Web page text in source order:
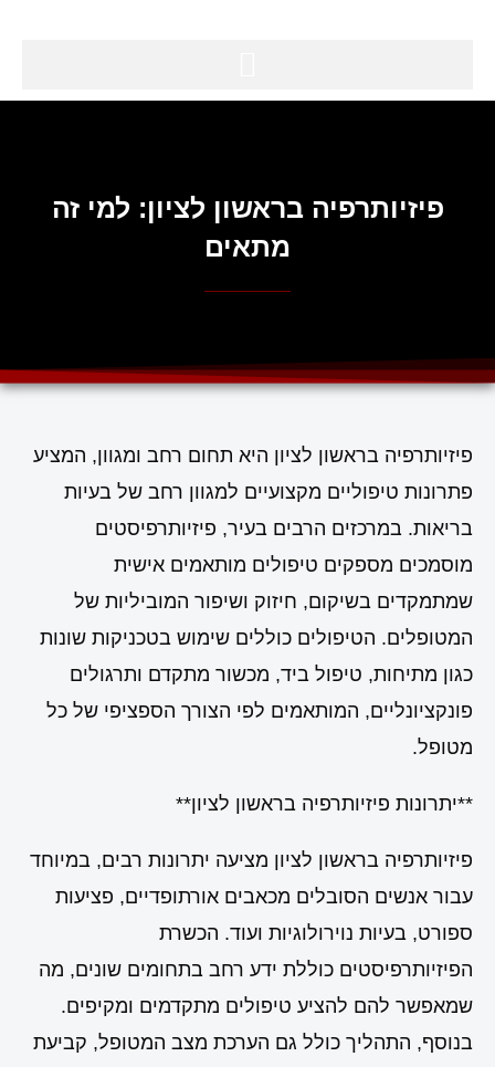
פיזיותרפיה בראשון לציון: למי זה
מתאים
פיזיותרפיה בראשון לציון היא תחום רחב ומגוון, המציע
פתרונות טיפוליים מקצועיים למגוון רחב של בעיות
בריאות. במרכזים הרבים בעיר, פיזיותרפיסטים
מוסמכים מספקים טיפולים מותאמים אישית
שמתמקדים בשיקום, חיזוק ושיפור המוביליות של
המטופלים. הטיפולים כוללים שימוש בטכניקות שונות
כגון מתיחות, טיפול ביד, מכשור מתקדם ותרגולים
פונקציונליים, המותאמים לפי הצורך הספציפי של כל
מטופל.
**יתרונות פיזיותרפיה בראשון לציון**
פיזיותרפיה בראשון לציון מציעה יתרונות רבים, במיוחד
עבור אנשים הסובלים מכאבים אורתופדיים, פציעות
ספורט, בעיות נוירולוגיות ועוד. הכשרת
הפיזיותרפיסטים כוללת ידע רחב בתחומים שונים, מה
שמאפשר להם להציע טיפולים מתקדמים ומקיפים.
בנוסף, התהליך כולל גם הערכת מצב המטופל, קביעת